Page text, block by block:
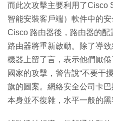
而此次攻擊主要利用了Cisco
智能安裝客戶端）軟件中的
Cisco 路由器後，路由器的配
路由器將重新啟動。除了導
機器上留了言，表示他們厭
國家的攻擊，警告說“不要干
旗的圖案。網絡安全公司卡
本身並不復雜，水平一般的黑